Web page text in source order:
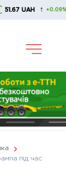
↑ +0.09%
під час